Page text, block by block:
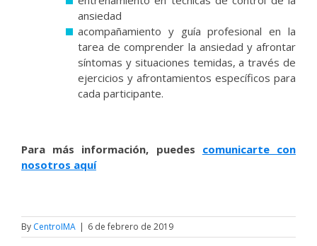
ansiedad
acompañamiento y guía profesional en la
tarea de comprender la ansiedad y afrontar
síntomas y situaciones temidas, a través de
ejercicios y afrontamientos específicos para
cada participante.
Para más información, puedes comunicarte con
nosotros aquí
By CentroIMA | 6 de febrero de 2019